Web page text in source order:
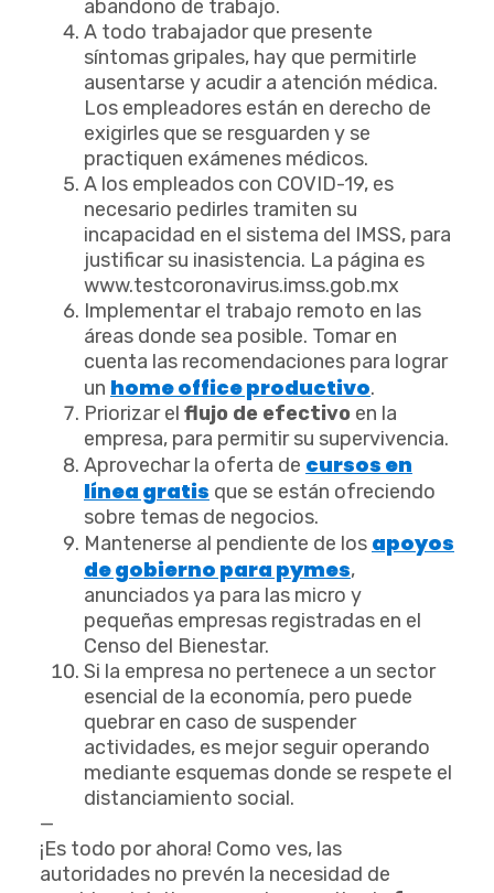
abandono de trabajo.
A todo trabajador que presente
síntomas gripales, hay que permitirle
ausentarse y acudir a atención médica.
Los empleadores están en derecho de
exigirles que se resguarden y se
practiquen exámenes médicos.
A los empleados con COVID-19, es
necesario pedirles tramiten su
incapacidad en el sistema del IMSS, para
justificar su inasistencia. La página es
www.testcoronavirus.imss.gob.mx
Implementar el trabajo remoto en las
áreas donde sea posible. Tomar en
cuenta las recomendaciones para lograr
un home office productivo.
Priorizar el flujo de efectivo en la
empresa, para permitir su supervivencia.
Aprovechar la oferta de cursos en
línea gratis que se están ofreciendo
sobre temas de negocios.
Mantenerse al pendiente de los apoyos
de gobierno para pymes,
anunciados ya para las micro y
pequeñas empresas registradas en el
Censo del Bienestar.
Si la empresa no pertenece a un sector
esencial de la economía, pero puede
quebrar en caso de suspender
actividades, es mejor seguir operando
mediante esquemas donde se respete el
distanciamiento social.
—
¡Es todo por ahora! Como ves, las
autoridades no prevén la necesidad de